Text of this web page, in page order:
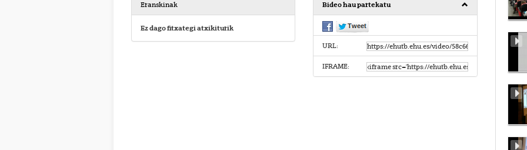
Eranskinak
Ez dago fitxategi atxikiturik
Bideo hau partekatu
URL:
IFRAME: